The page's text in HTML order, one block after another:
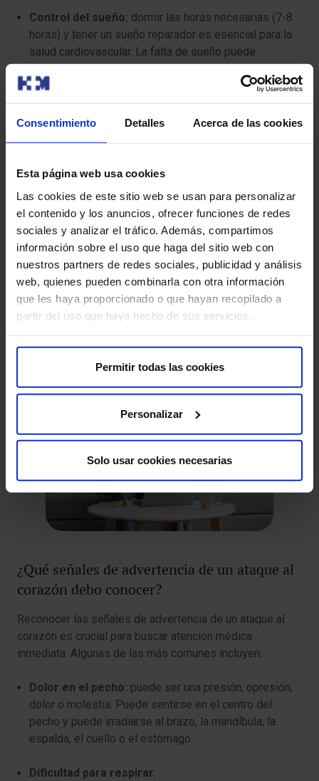
Consentimiento Detalles Acerca de las cookies
Esta página web usa cookies
Las cookies de este sitio web se usan para personalizar
el contenido y los anuncios, ofrecer funciones de redes
sociales y analizar el tráfico. Además, compartimos
información sobre el uso que haga del sitio web con
nuestros partners de redes sociales, publicidad y análisis
web, quienes pueden combinarla con otra información
que les haya proporcionado o que hayan recopilado a
partir del uso que haya hecho de sus servicios.
Permitir todas las cookies
Personalizar
Solo usar cookies necesarias
Control del sueño: dormir las horas necesarias (7-8
horas) y tener un sueño reparador es esencial para la
salud cardiovascular. La falta de sueño puede
aumentar la presión arterial, los niveles de colesterol y
el riesgo de enfermedad cardíaca.
Control de la presión arterial y el colesterol:
arterial y el colesterol alto son factores de riesgo
Control de la diabetes:
si tienes diabetes, es
fundamental mantener tus niveles de glucosa en
sangre bajo control para prevenir complicaciones
cardiovasculares. Sigue las recomendaciones de tu
médico para el manejo de la diabetes, que pueden
incluir una dieta saludable, ejercicio regular,
¿Qué señales de advertencia de un ataque al
corazón debo conocer?
Reconocer las señales de advertencia de un ataque al
corazón es crucial para buscar atención médica
inmediata. Algunas de las más comunes incluyen:
Dolor en el pecho: puede ser una presión, opresión,
dolor o molestia. Puede sentirse en el centro del
pecho y puede irradiarse al brazo, la mandíbula, la
espalda, el cuello o el estómago.
Dificultad para respirar.